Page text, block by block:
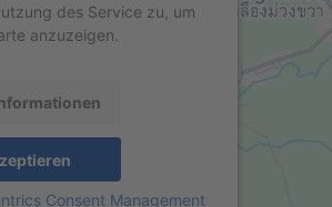
des Service zu, um
anzuzeigen.
Consent Management